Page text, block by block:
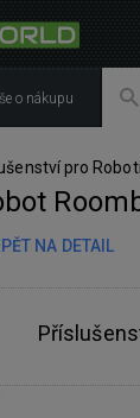
o nákupu
pro
NA DETAIL